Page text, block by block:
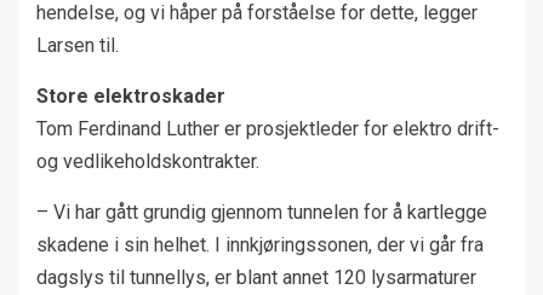
hendelse, og vi håper på forståelse for dette, legger
Larsen til.
Store elektroskader
Tom Ferdinand Luther er prosjektleder for elektro drift-
og vedlikeholdskontrakter.
– Vi har gått grundig gjennom tunnelen for å kartlegge
skadene i sin helhet. I innkjøringssonen, der vi går fra
dagslys til tunnellys, er blant annet 120 lysarmaturer